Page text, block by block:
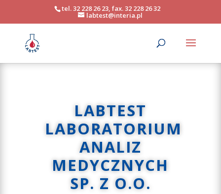
tel. 32 228 26 23, fax. 32 228 26 32
labtest@interia.pl
LABTEST
LABORATORIUM
ANALIZ
MEDYCZNYCH
SP. Z O.O.